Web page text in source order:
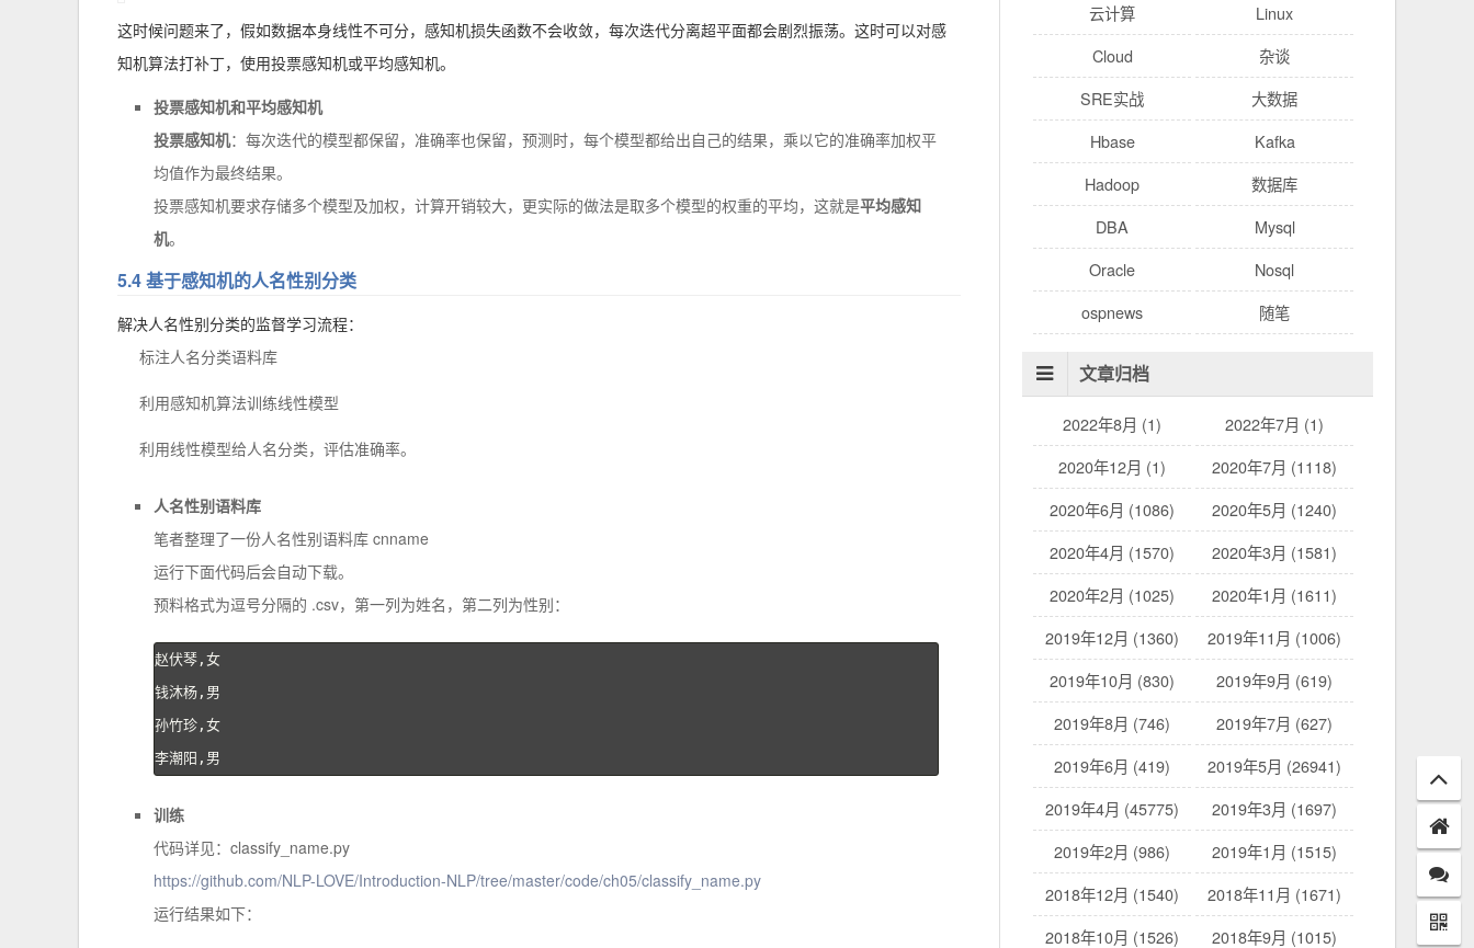
这时候问题来了，假如数据本身线性不可分，感知机损失函数不会收敛，每次迭代分离超平面都会剧烈振荡。这时可以对感
知机算法打补丁，使用投票感知机或平均感知机。
投票感知机和平均感知机
投票感知机：每次迭代的模型都保留，准确率也保留，预测时，每个模型都给出自己的结果，乘以它的准确率加权平
均值作为最终结果。
投票感知机要求存储多个模型及加权，计算开销较大，更实际的做法是取多个模型的权重的平均，这就是平均感知
机。
5.4 基于感知机的人名性别分类
解决人名性别分类的监督学习流程：
标注人名分类语料库
利用感知机算法训练线性模型
利用线性模型给人名分类，评估准确率。
人名性别语料库
笔者整理了一份人名性别语料库 cnname
运行下面代码后会自动下载。
预料格式为逗号分隔的 .csv，第一列为姓名，第二列为性别：
赵伏琴,女
钱沐杨,男
孙竹珍,女
李潮阳,男
训练
代码详见：classify_name.py
https://github.com/NLP-LOVE/Introduction-NLP/tree/master/code/ch05/classify_name.py
运行结果如下：
云计算
Linux
Cloud
杂谈
SRE实战
大数据
Hbase
Kafka
Hadoop
数据库
DBA
Mysql
Oracle
Nosql
ospnews
随笔
文章归档
2022年8月 (1)
2022年7月 (1)
2020年12月 (1)
2020年7月 (1118)
2020年6月 (1086)
2020年5月 (1240)
2020年4月 (1570)
2020年3月 (1581)
2020年2月 (1025)
2020年1月 (1611)
2019年12月 (1360)
2019年11月 (1006)
2019年10月 (830)
2019年9月 (619)
2019年8月 (746)
2019年7月 (627)
2019年6月 (419)
2019年5月 (26941)
2019年4月 (45775)
2019年3月 (1697)
2019年2月 (986)
2019年1月 (1515)
2018年12月 (1540)
2018年11月 (1671)
2018年10月 (1526)
2018年9月 (1015)